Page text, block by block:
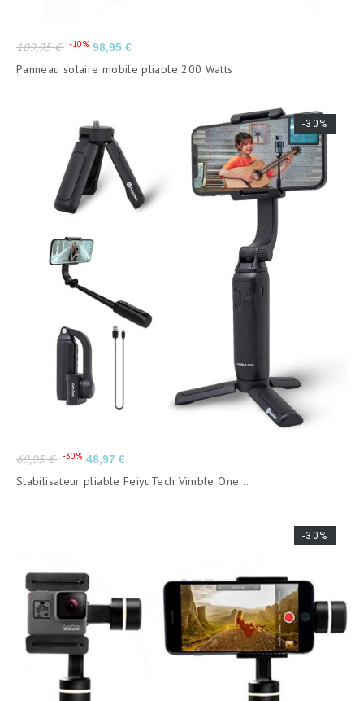
Prix
de
base
109,95 € -10% Prix
98,95 €
Panneau solaire mobile pliable 200 Watts
-30%
Prix
de
base
69,95 € -30% Prix
48,97 €
Stabilisateur pliable FeiyuTech Vimble One...
-30%